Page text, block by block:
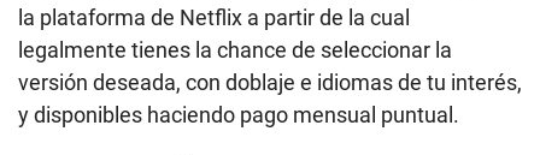
la plataforma de Netflix a partir de la cual
legalmente tienes la chance de seleccionar la
versión deseada, con doblaje e idiomas de tu interés,
y disponibles haciendo pago mensual puntual.